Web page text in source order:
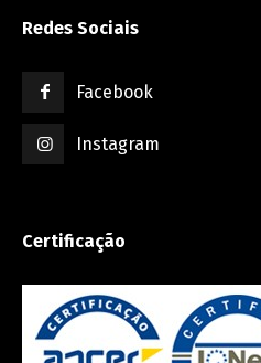
Redes Sociais
Facebook
Instagram
Certificação